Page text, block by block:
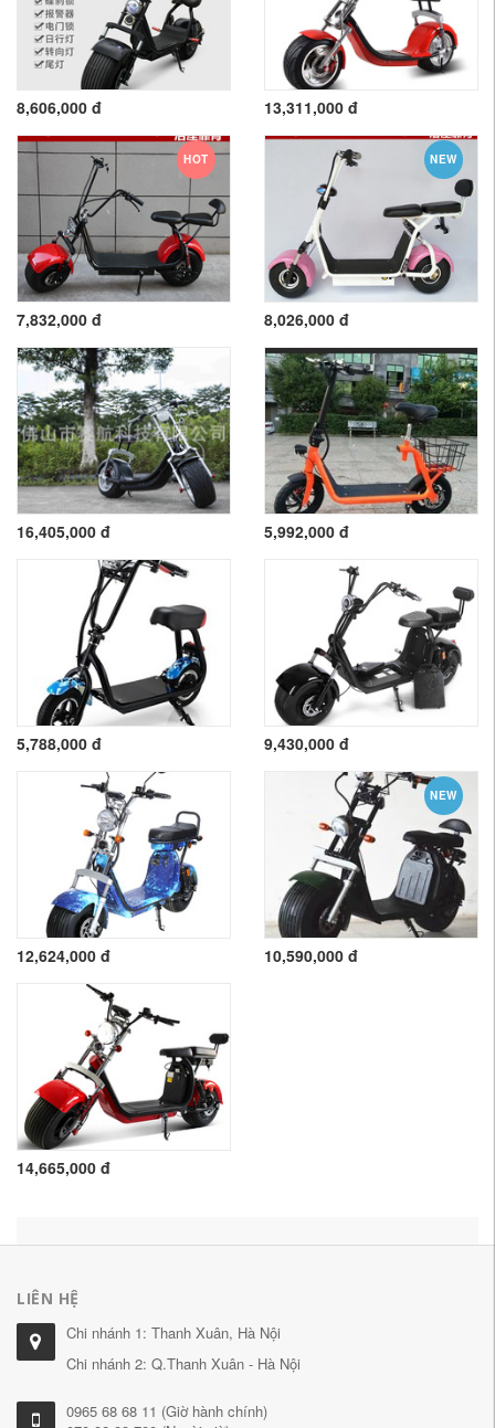
8,606,000 đ 13,311,000 đ
HOT
7,832,000 đ
NEW
8,026,000 đ
16,405,000 đ 5,992,000 đ
5,788,000 đ 9,430,000 đ
12,624,000 đ
NEW
10,590,000 đ
14,665,000 đ
LIÊN HỆ
Chi nhánh 1: Thanh Xuân, Hà Nội
Chi nhánh 2: Q.Thanh Xuân - Hà Nội
0965 68 68 11 (Giờ hành chính)